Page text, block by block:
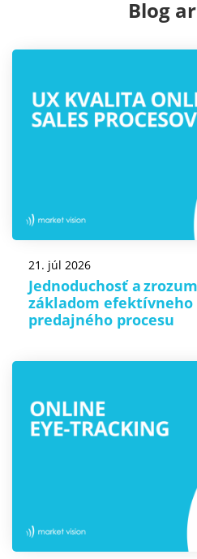
Blog
21. júl 2026
Jednoduchosť a
základom
predajného procesu